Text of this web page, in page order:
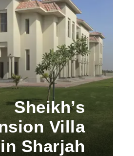
Sheikh’s
Villa
in Sharjah